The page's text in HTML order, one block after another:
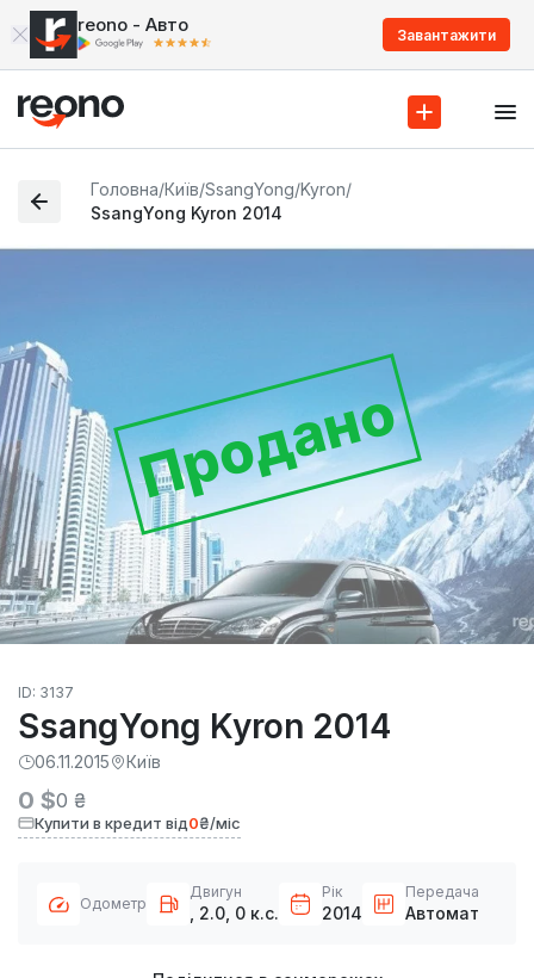
reono - Авто Завантажити
Головна/Київ/SsangYong/Kyron/
SsangYong Kyron 2014
Продано
ID: 3137
SsangYong Kyron 2014
06.11.2015 Київ
0 $0 ₴
Купити в кредит від0₴/міс
Одометр
Двигун
, 2.0, 0 к.с.
Рік
2014
Передача
Автомат